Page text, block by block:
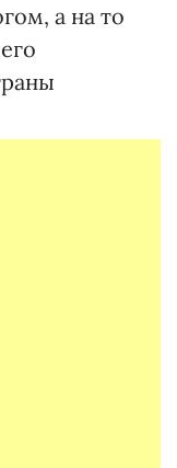
а на то